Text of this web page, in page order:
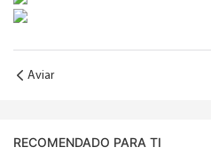
Aviar
RECOMENDADO PARA TI